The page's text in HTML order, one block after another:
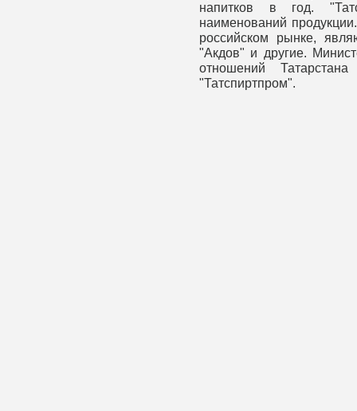
напитков в год.
наименований
российском рынке,
"Акдов" и другие.
отношений
"Татспиртпром".